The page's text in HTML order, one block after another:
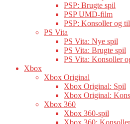
PSP: Brugte spil
PSP UMD-film
PSP: Konsoller og
PS Vita
PS Vita: Nye spil
PS Vita: Brugte spil
PS Vita: Konsoller
Xbox
Xbox Original
Xbox Original: Spil
Xbox Original:
Xbox 360
Xbox 360-spil